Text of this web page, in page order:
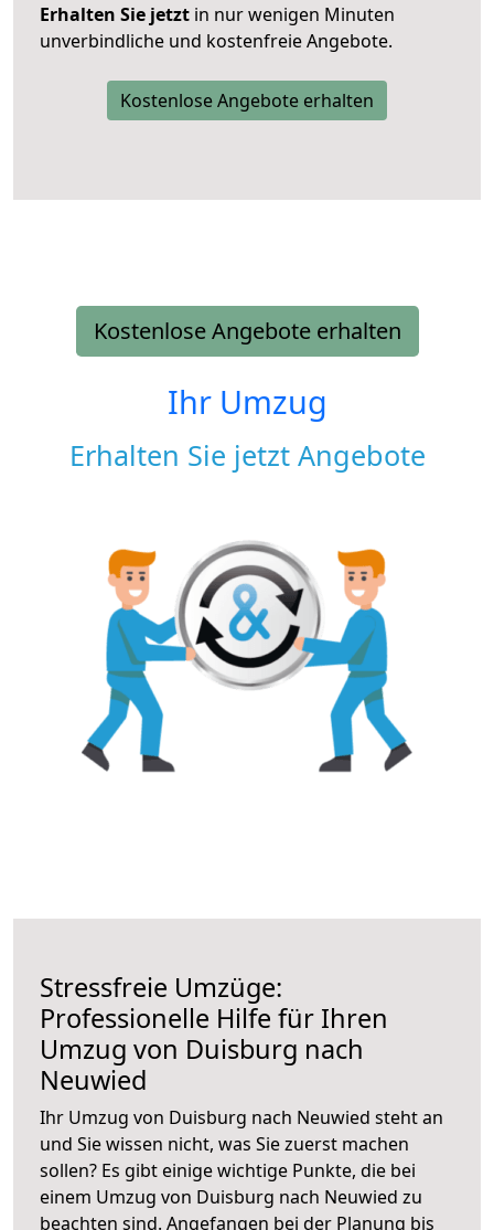
Erhalten Sie jetzt in nur wenigen Minuten
unverbindliche und kostenfreie Angebote.
Kostenlose Angebote erhalten
Kostenlose Angebote erhalten
Ihr Umzug
Erhalten Sie jetzt Angebote
Stressfreie Umzüge:
Professionelle Hilfe für Ihren
Umzug von Duisburg nach
Neuwied
Ihr Umzug von Duisburg nach Neuwied steht an
und Sie wissen nicht, was Sie zuerst machen
sollen? Es gibt einige wichtige Punkte, die bei
einem Umzug von Duisburg nach Neuwied zu
beachten sind. Angefangen bei der Planung bis